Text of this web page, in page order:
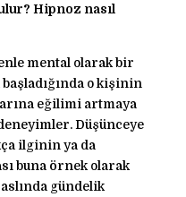
Hipnoz nasıl
mental olarak bir
o kişinin
eğilimi artmaya
Düşünceye
ilginin ya da
buna örnek olarak
gündelik